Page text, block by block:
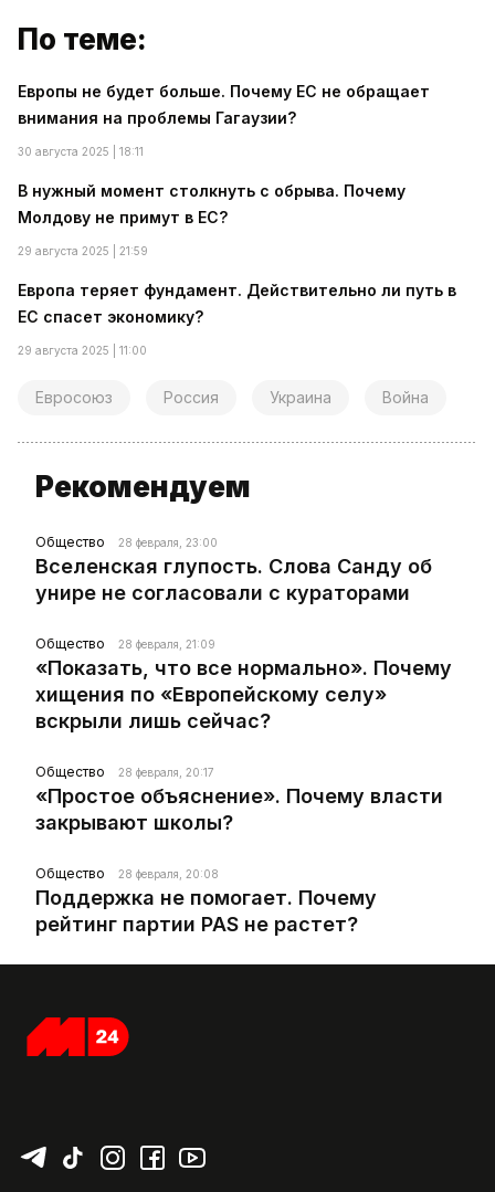
По теме:
Европы не будет больше. Почему ЕС не обращает
внимания на проблемы Гагаузии?
30 августа 2025 | 18:11
В нужный момент столкнуть с обрыва. Почему
Молдову не примут в ЕС?
29 августа 2025 | 21:59
Европа теряет фундамент. Действительно ли путь в
ЕС спасет экономику?
29 августа 2025 | 11:00
Евросоюз Россия Украина Война
Рекомендуем
Общество 28 февраля, 23:00
Вселенская глупость. Слова Санду об
унире не согласовали с кураторами
Общество 28 февраля, 21:09
«Показать, что все нормально». Почему
хищения по «Европейскому селу»
вскрыли лишь сейчас?
Общество 28 февраля, 20:17
«Простое объяснение». Почему власти
закрывают школы?
Общество 28 февраля, 20:08
Поддержка не помогает. Почему
рейтинг партии PAS не растет?